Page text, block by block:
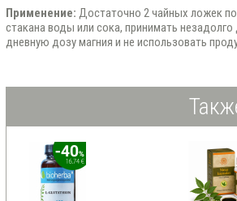
Применение: Достаточно 2 чайных ложек
стакана воды или сока, принимать
дневную дозу магния и не использовать